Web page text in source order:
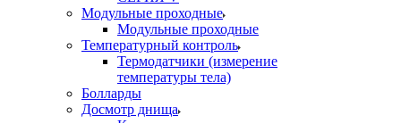
Модульные проходные
Модульные проходные
Температурный контроль
Термодатчики (измерение
температуры тела)
Болларды
Досмотр днища